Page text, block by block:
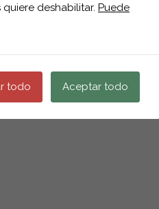
deshabilitar. Puede
todo Aceptar todo